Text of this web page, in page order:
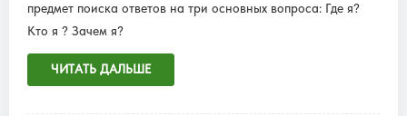
предмет поиска ответов на три основных вопроса: Где я?
Кто я ? Зачем я?
ЧИТАТЬ ДАЛЬШЕ